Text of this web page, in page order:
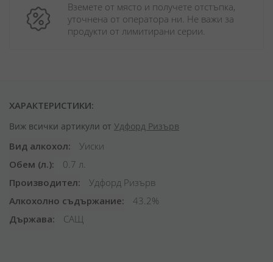
Вземете от място и получете отстъпка,
уточнена от оператора ни. Не важи за
продукти от лимитирани серии.
ХАРАКТЕРИСТИКИ:
Виж всички артикули от Удфорд Ризърв
Вид алкохол
Уиски
Обем (л.)
0.7 л.
Производител
Удфорд Ризърв
Алкохолно съдържание
43.2%
Държава
САЩ